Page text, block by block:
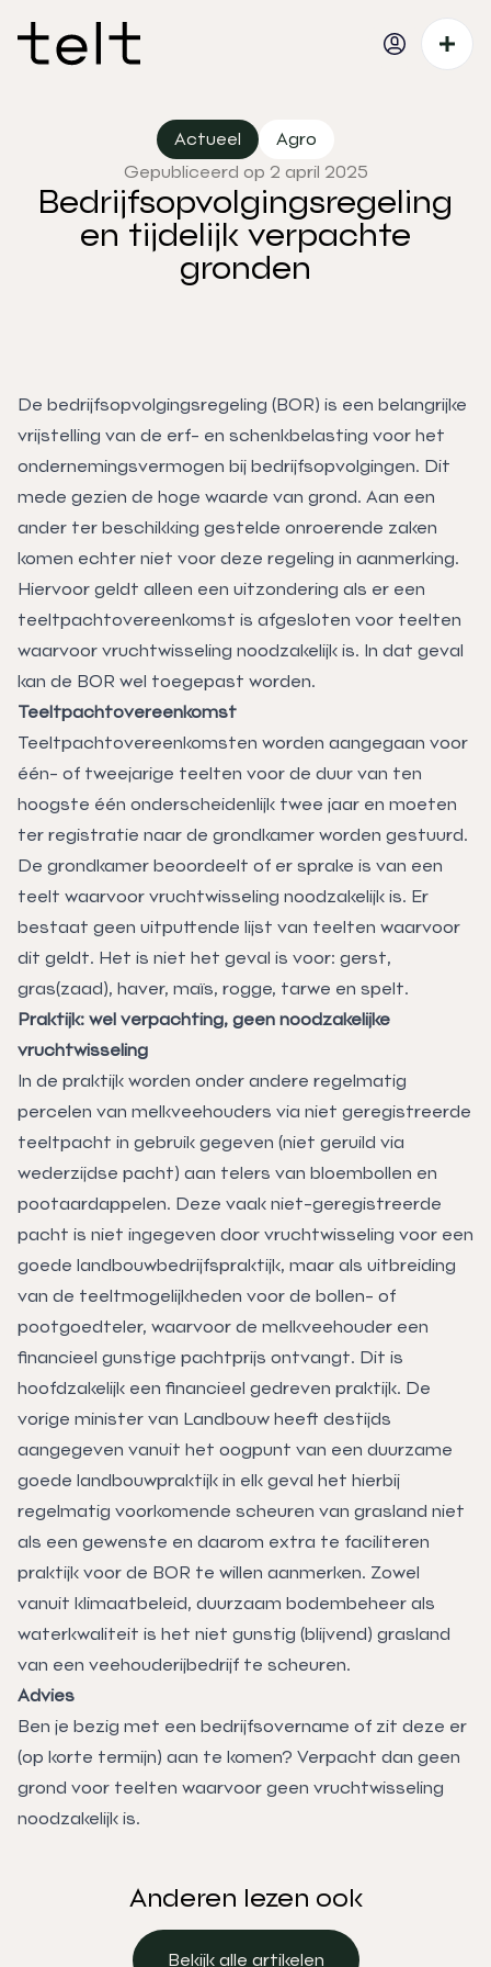
Actueel
Agro
Gepubliceerd op 2 april 2025
Bedrijfsopvolgingsregeling
en tijdelijk verpachte
gronden
De bedrijfsopvolgingsregeling (BOR) is een belangrijke
vrijstelling van de erf- en schenkbelasting voor het
ondernemingsvermogen bij bedrijfsopvolgingen. Dit
mede gezien de hoge waarde van grond. Aan een
ander ter beschikking gestelde onroerende zaken
komen echter niet voor deze regeling in aanmerking.
Hiervoor geldt alleen een uitzondering als er een
teeltpachtovereenkomst is afgesloten voor teelten
waarvoor vruchtwisseling noodzakelijk is. In dat geval
kan de BOR wel toegepast worden.
Teeltpachtovereenkomst
Teeltpachtovereenkomsten worden aangegaan voor
één- of tweejarige teelten voor de duur van ten
hoogste één onderscheidenlijk twee jaar en moeten
ter registratie naar de grondkamer worden gestuurd.
De grondkamer beoordeelt of er sprake is van een
teelt waarvoor vruchtwisseling noodzakelijk is. Er
bestaat geen uitputtende lijst van teelten waarvoor
dit geldt. Het is niet het geval is voor: gerst,
gras(zaad), haver, maïs, rogge, tarwe en spelt.
Praktijk: wel verpachting, geen noodzakelijke
vruchtwisseling
In de praktijk worden onder andere regelmatig
percelen van melkveehouders via niet geregistreerde
teeltpacht in gebruik gegeven (niet geruild via
wederzijdse pacht) aan telers van bloembollen en
pootaardappelen. Deze vaak niet-geregistreerde
pacht is niet ingegeven door vruchtwisseling voor een
goede landbouwbedrijfspraktijk, maar als uitbreiding
van de teeltmogelijkheden voor de bollen- of
pootgoedteler, waarvoor de melkveehouder een
financieel gunstige pachtprijs ontvangt. Dit is
hoofdzakelijk een financieel gedreven praktijk. De
vorige minister van Landbouw heeft destijds
aangegeven vanuit het oogpunt van een duurzame
goede landbouwpraktijk in elk geval het hierbij
regelmatig voorkomende scheuren van grasland niet
als een gewenste en daarom extra te faciliteren
praktijk voor de BOR te willen aanmerken. Zowel
vanuit klimaatbeleid, duurzaam bodembeheer als
waterkwaliteit is het niet gunstig (blijvend) grasland
van een veehouderijbedrijf te scheuren.
Advies
Ben je bezig met een bedrijfsovername of zit deze er
(op korte termijn) aan te komen? Verpacht dan geen
grond voor teelten waarvoor geen vruchtwisseling
noodzakelijk is.
Anderen lezen ook
Bekijk alle artikelen